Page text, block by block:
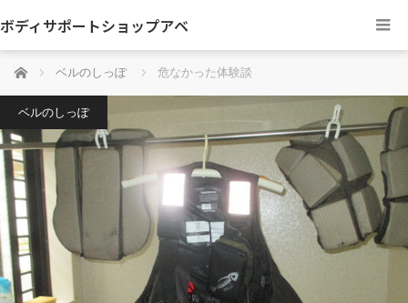
ボディサポートショップアベ
ホーム ベルのしっぽ 危なかった体験談
ベルのしっぽ